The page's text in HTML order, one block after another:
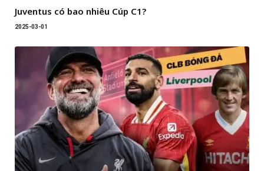
Juventus có bao nhiêu Cúp C1?
2025-03-01